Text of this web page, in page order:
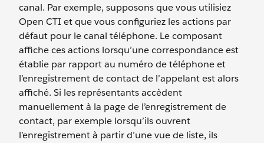
canal. Par exemple, supposons que vous utilisiez
Open CTI et que vous configuriez les actions par
défaut pour le canal téléphone. Le composant
affiche ces actions lorsqu’une correspondance est
établie par rapport au numéro de téléphone et
l’enregistrement de contact de l’appelant est alors
affiché. Si les représentants accèdent
manuellement à la page de l’enregistrement de
contact, par exemple lorsqu’ils ouvrent
l’enregistrement à partir d’une vue de liste, ils